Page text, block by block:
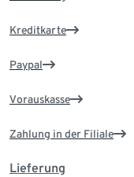
Kreditkarte
Paypal
Vorauskasse
Zahlung in der Filiale
Lieferung